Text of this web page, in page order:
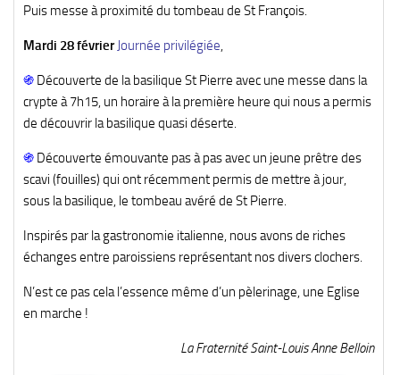
Puis messe à proximité du tombeau de St François.
Mardi 28 février Journée privilégiée,
֍ Découverte de la basilique St Pierre avec une messe dans la
crypte à 7h15, un horaire à la première heure qui nous a permis
de découvrir la basilique quasi déserte.
֍ Découverte émouvante pas à pas avec un jeune prêtre des
scavi (fouilles) qui ont récemment permis de mettre à jour,
sous la basilique, le tombeau avéré de St Pierre.
Inspirés par la gastronomie italienne, nous avons de riches
échanges entre paroissiens représentant nos divers clochers.
N’est ce pas cela l’essence même d’un pèlerinage, une Eglise
en marche !
La Fraternité Saint-Louis Anne Belloin